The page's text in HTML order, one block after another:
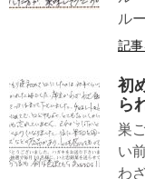
ル
記
初
ら
巣
い
わ